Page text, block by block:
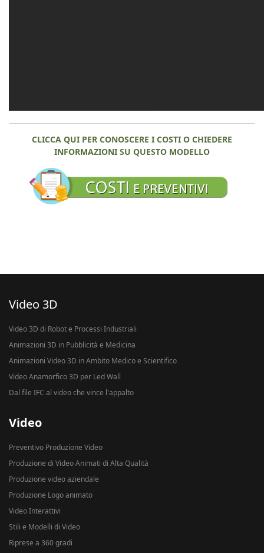
CLICCA QUI PER CONOSCERE I COSTI O CHIEDERE
INFORMAZIONI SU QUESTO MODELLO
Video 3D
Video 3D di Robot e Processi Industriali
Animazioni 3D in Pubblicità e Medicina
Animazioni Video 3D in Ambito Medico e Scientifico
Video Anamorfico 3D per Led Wall
Dal file IFC al video che vince l'appalto
Video
Preventivo Produzione Video
Produzione di Video Animati di Alta Qualità
Produzione video aziendale
Produzione Logo animato
Video Interattivi
Stili e Modelli di Video
Riprese a 360 gradi